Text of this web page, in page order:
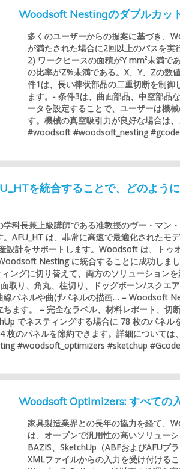
Woodsoft Nestingのダブルカッ
多くのユーザーからの提案に基づき、
が満たされた場合に2回以上のパスを実
2) ワークピースの面積がY mm²未満で
の比率がZ%未満である。X、Y、Zの数
件1は、長い棒状部品の二重切断を制
ます。- 条件3は、曲面部品、中空部品
ータを設定することで、ユーザーは機
す。機械の真空吸引力が良好な場合は
#woodsoft #woodsoft_nesting #gcode
を統合することで、どのよう
科長兼上級講師である准教授のヴー・マン
AFU_HT は、非常に高速で最適化されたモ
設計をサポートします。Woodsoft は、トゥ
Nesting に統合することに成功しま
ングに切り替えて、両方のソリューション
取り、角丸、柱切り、ドッグボーン/スクエ
線パネルや曲げパネルの描画… – Woodsoft
ます。 – 完全なラベル、材料レポート、切
でネスティングする場合に 78 枚のパネ
枚のパネルを節約できます。詳細について
#woodsoft_optimizers #sketchup
Woodsoft Optimizers: すべての
家具製造業界との長年の協力を経て、
は、オープンで汎用性の高いソリュー
BAZIS、SketchUp（ABFおよびAFUプ
XMLファイルからの入力を受け付ける